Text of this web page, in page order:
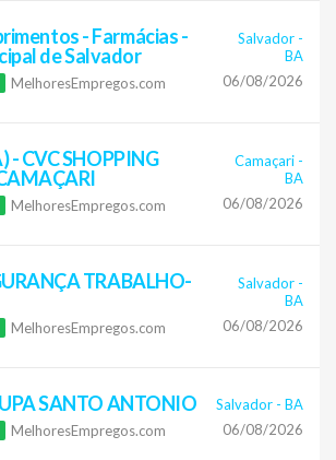
- Farmácias -
de Salvador
MelhoresEmpregos.com
Salvador -
BA
06/08/2026
- CVC SHOPPING
MelhoresEmpregos.com
Camaçari -
BA
06/08/2026
TRABALHO-
MelhoresEmpregos.com
Salvador -
BA
06/08/2026
SANTO ANTONIO
MelhoresEmpregos.com
Salvador - BA
06/08/2026